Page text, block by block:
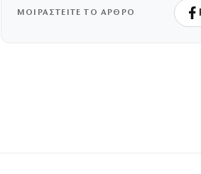
ΜΟΙΡΑΣΤΕΙΤΕ ΤΟ ΑΡΘΡΟ